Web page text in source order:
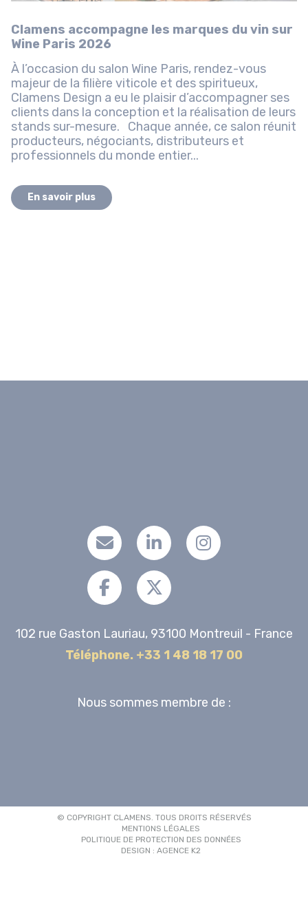
Clamens accompagne les marques du vin sur
Wine Paris 2026
À l’occasion du salon Wine Paris, rendez-vous
majeur de la filière viticole et des spiritueux,
Clamens Design a eu le plaisir d’accompagner ses
clients dans la conception et la réalisation de leurs
stands sur-mesure. Chaque année, ce salon réunit
producteurs, négociants, distributeurs et
professionnels du monde entier...
En savoir plus
102 rue Gaston Lauriau, 93100 Montreuil - France
Téléphone. +33 1 48 18 17 00
Nous sommes membre de :
© COPYRIGHT CLAMENS. TOUS DROITS RÉSERVÉS
MENTIONS LÉGALES
POLITIQUE DE PROTECTION DES DONNÉES
DESIGN : AGENCE K2